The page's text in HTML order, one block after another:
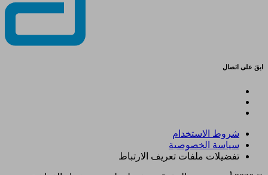
ابقَ على اتصال
شروط الاستخدام
سياسة الخصوصية
تفضيلات ملفات تعريف الارتباط